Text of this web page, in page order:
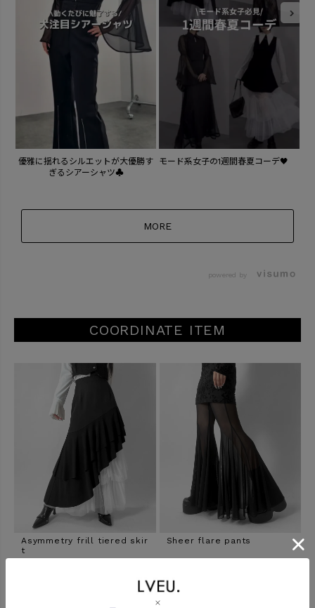
優雅に揺れるシルエットが大優勝す
ぎるシアーシャツ♣️
モード系女子の1週間春夏コーデ🖤
MORE
powered by
COORDINATE ITEM
Asymmetry frill tiered skir
t
Sheer flare pants